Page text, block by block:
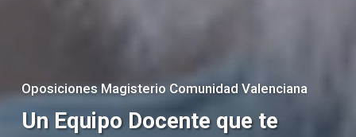
Oposiciones Magisterio Comunidad Valenciana
Un Equipo Docente que te